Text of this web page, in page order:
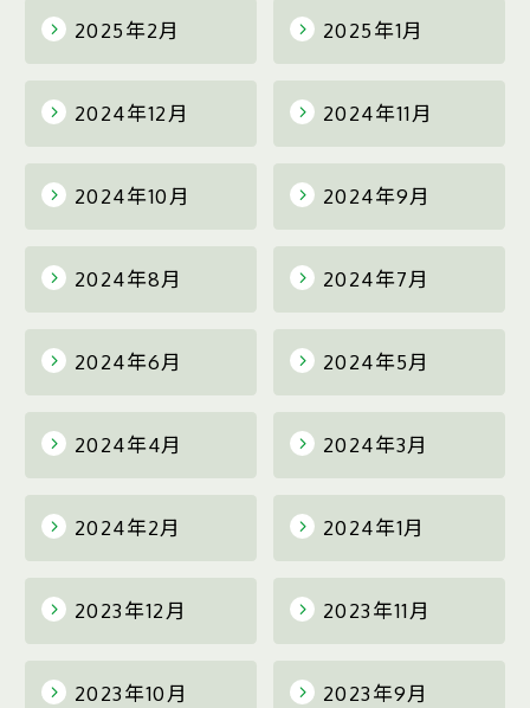
2025年2月 2025年1月
2024年12月 2024年11月
2024年10月 2024年9月
2024年8月 2024年7月
2024年6月 2024年5月
2024年4月 2024年3月
2024年2月 2024年1月
2023年12月 2023年11月
2023年10月 2023年9月